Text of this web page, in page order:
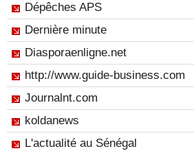
Dépêches APS
Dernière minute
Diasporaenligne.net
http://www.guide-business.com
Journalnt.com
koldanews
L'actualité au Sénégal